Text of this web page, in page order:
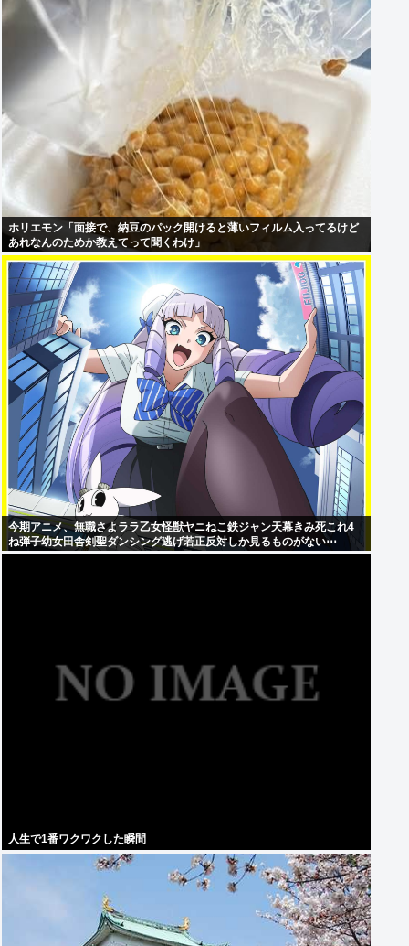
ホリエモン「面接で、納豆のパック開けると薄いフィルム入ってるけど
あれなんのためか教えてって聞くわけ」
今期アニメ、無職さよララ乙女怪獣ヤニねこ鉄ジャン天幕きみ死これ4
ね弾子幼女田舎剣聖ダンシング逃げ若正反対しか見るものがない⋯
人生で1番ワクワクした瞬間